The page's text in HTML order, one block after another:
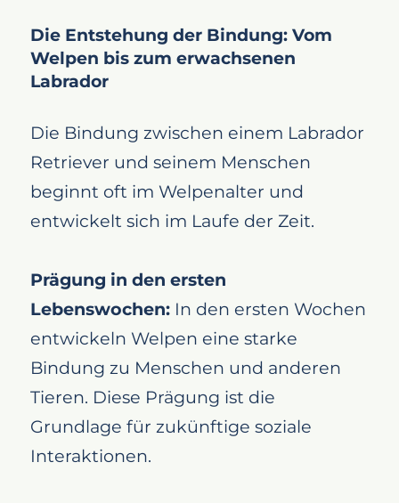
Die Entstehung der Bindung: Vom
Welpen bis zum erwachsenen
Labrador
Die Bindung zwischen einem Labrador
Retriever und seinem Menschen
beginnt oft im Welpenalter und
entwickelt sich im Laufe der Zeit.
Prägung in den ersten
Lebenswochen: In den ersten Wochen
entwickeln Welpen eine starke
Bindung zu Menschen und anderen
Tieren. Diese Prägung ist die
Grundlage für zukünftige soziale
Interaktionen.